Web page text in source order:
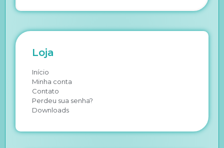
Loja
Início
Minha conta
Contato
Perdeu sua senha?
Downloads